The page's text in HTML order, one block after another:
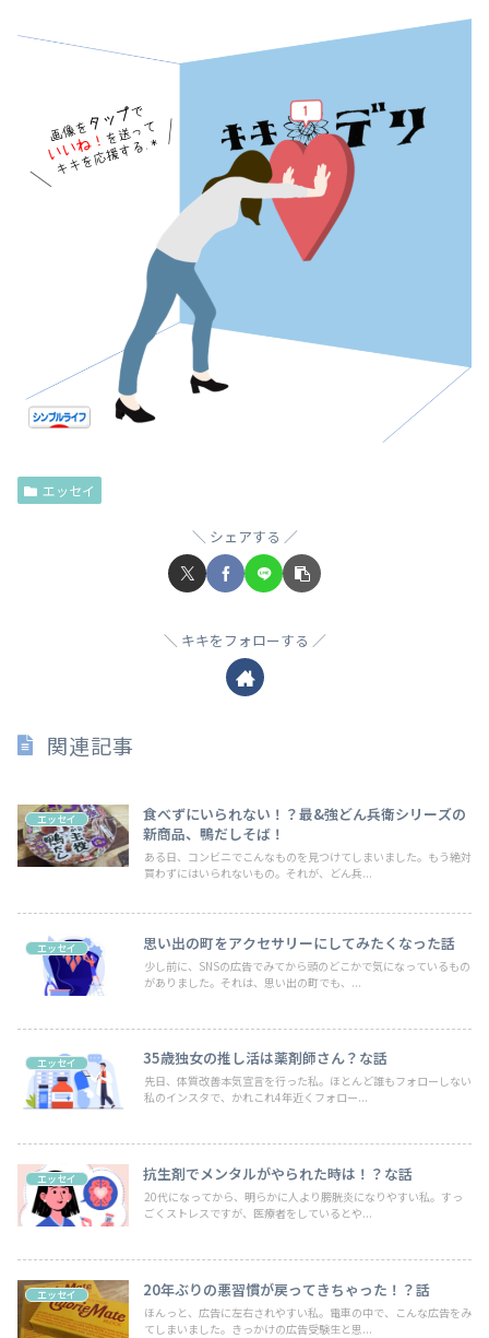
エッセイ
シェアする
キキをフォローする
関連記事
エッセイ
食べずにいられない！？最&強どん兵衛シリーズの
新商品、鴨だしそば！
ある日、コンビニでこんなものを見つけてしまいました。もう絶対
買わずにはいられないもの。それが、どん兵...
エッセイ 思い出の町をアクセサリーにしてみたくなった話
少し前に、SNSの広告でみてから頭のどこかで気になっているもの
がありました。それは、思い出の町でも、...
エッセイ 35歳独女の推し活は薬剤師さん？な話
先日、体質改善本気宣言を行った私。ほとんど誰もフォローしない
私のインスタで、かれこれ4年近くフォロー...
エッセイ 抗生剤でメンタルがやられた時は！？な話
20代になってから、明らかに人より膀胱炎になりやすい私。すっ
ごくストレスですが、医療者をしているとや...
エッセイ 20年ぶりの悪習慣が戻ってきちゃった！？話
ほんっと、広告に左右されやすい私。電車の中で、こんな広告をみ
てしまいました。きっかけの広告受験生と思...